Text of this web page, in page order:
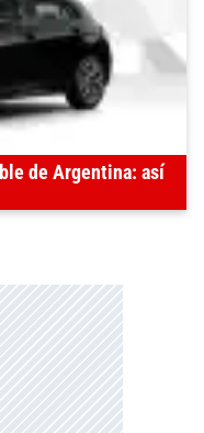
de Argentina: así